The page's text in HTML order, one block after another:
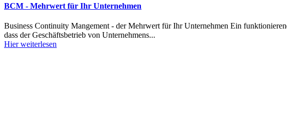
BCM - Mehrwert für Ihr Unternehmen
Business Continuity Mangement - der Mehrwert für Ihr Unternehmen Ein
dass der Geschäftsbetrieb von Unternehmens...
Hier weiterlesen